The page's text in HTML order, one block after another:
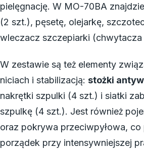
pielęgnację. W MO-70BA
(2 szt.), pęsetę, olejarkę,
wleczacz szczepiarki (chwytacza
W zestawie są też elementy
niciach i stabilizacją: stożki
nakrętki szpulki (4 szt.) i siatki
szpulkę (4 szt.). Jest również
oraz pokrywa przeciwpyłowa, co
porządek przy intensywniejszej